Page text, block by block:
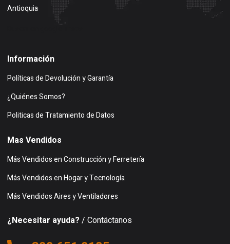
Antioquia
Información
Políticas de Devolución y Garantía
¿Quiénes Somos?
Politicas de Tratamiento de Datos
Mas Vendidos
Más Vendidos en Construcción y Ferretería
Más Vendidos en Hogar y Tecnología
Más Vendidos Aires y Ventiladores
¿Necesitar ayuda? / Contáctanos